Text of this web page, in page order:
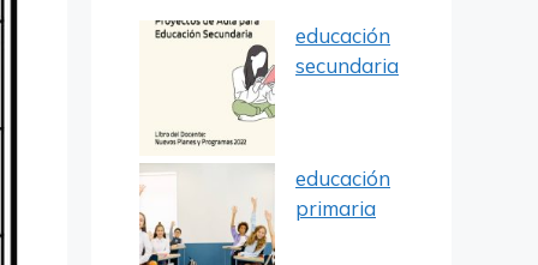
educación
secundaria
educación
primaria